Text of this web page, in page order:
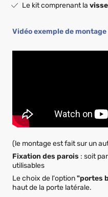
Le kit comprenant la
Vidéo exemple de
(le montage est fait sur un
Fixation des parois : soit
utilisables
Le choix de l'option"portes
haut de la porte latérale.